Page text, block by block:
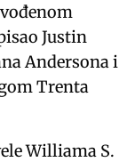
Justin
Andersona i
Trenta
Williama S.